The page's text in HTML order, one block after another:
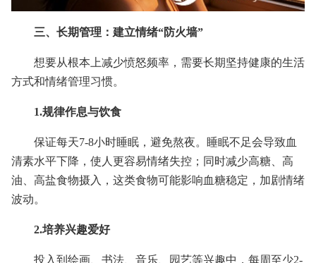
三、长期管理：建立情绪“防火墙”
想要从根本上减少愤怒频率，需要长期坚持健康的生活
方式和情绪管理习惯。
1.规律作息与饮食
保证每天7-8小时睡眠，避免熬夜。睡眠不足会导致血
清素水平下降，使人更容易情绪失控；同时减少高糖、高
油、高盐食物摄入，这类食物可能影响血糖稳定，加剧情绪
波动。
2.培养兴趣爱好
投入到绘画、书法、音乐、园艺等兴趣中，每周至少2-